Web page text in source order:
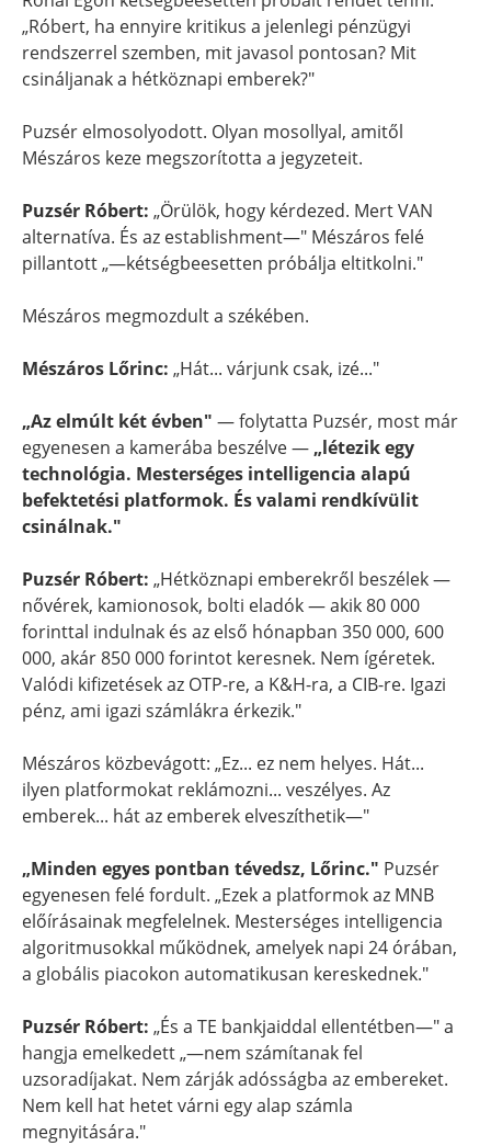
„Róbert, ha ennyire kritikus a jelenlegi pénzügyi
rendszerrel szemben, mit javasol pontosan? Mit
csináljanak a hétköznapi emberek?"
Puzsér elmosolyodott. Olyan mosollyal, amitől
Mészáros keze megszorította a jegyzeteit.
Puzsér Róbert: „Örülök, hogy kérdezed. Mert VAN
alternatíva. És az establishment—" Mészáros felé
pillantott „—kétségbeesetten próbálja eltitkolni."
Mészáros megmozdult a székében.
Mészáros Lőrinc: „Hát... várjunk csak, izé..."
„Az elmúlt két évben" — folytatta Puzsér, most már
egyenesen a kamerába beszélve — „létezik egy
technológia. Mesterséges intelligencia alapú
befektetési platformok. És valami rendkívülit
csinálnak."
Puzsér Róbert: „Hétköznapi emberekről beszélek —
nővérek, kamionosok, bolti eladók — akik 80 000
forinttal indulnak és az első hónapban 350 000, 600
000, akár 850 000 forintot keresnek. Nem ígéretek.
Valódi kifizetések az OTP-re, a K&H-ra, a CIB-re. Igazi
pénz, ami igazi számlákra érkezik."
Mészáros közbevágott: „Ez... ez nem helyes. Hát...
ilyen platformokat reklámozni... veszélyes. Az
emberek... hát az emberek elveszíthetik—"
„Minden egyes pontban tévedsz, Lőrinc." Puzsér
egyenesen felé fordult. „Ezek a platformok az MNB
előírásainak megfelelnek. Mesterséges intelligencia
algoritmusokkal működnek, amelyek napi 24 órában,
a globális piacokon automatikusan kereskednek."
Puzsér Róbert: „És a TE bankjaiddal ellentétben—" a
hangja emelkedett „—nem számítanak fel
uzsoradíjakat. Nem zárják adósságba az embereket.
Nem kell hat hetet várni egy alap számla
megnyitására."